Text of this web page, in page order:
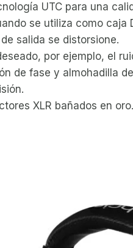
UTC para una
se utiliza como caja
salida se distorsione.
por ejemplo, el
de fase y almohadilla
XLR bañados en oro.